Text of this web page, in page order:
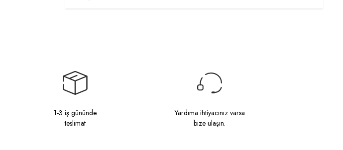
1-3 iş gününde
teslimat
Yardıma ihtiyacınız varsa
bize ulaşın.